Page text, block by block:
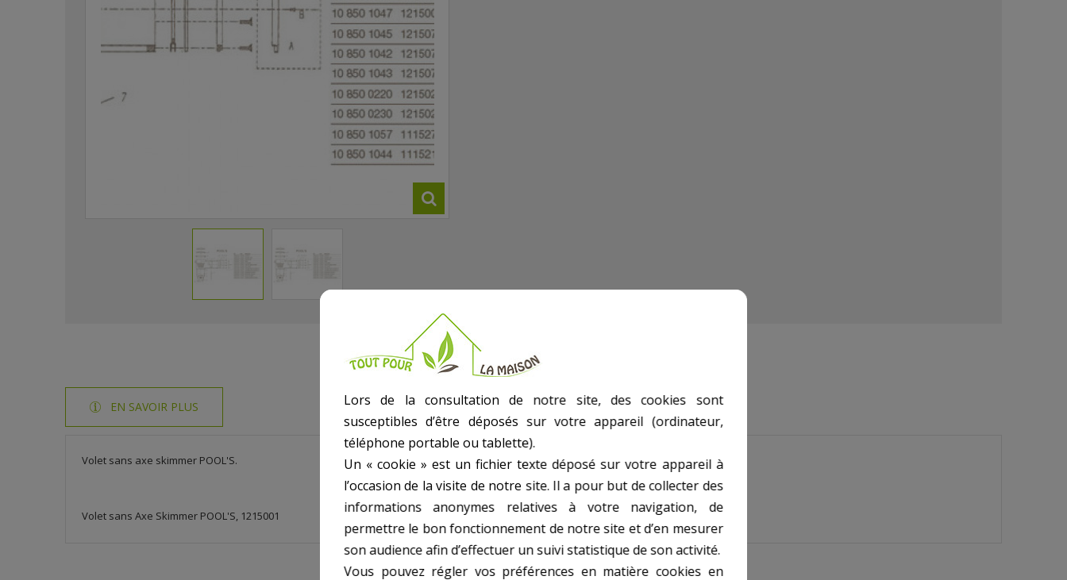
EN SAVOIR PLUS
Volet sans axe skimmer POOL'S.
Volet sans Axe Skimmer POOL'S, 1215001
Lors de la consultation de notre site, des cookies sont
susceptibles d’être déposés sur votre appareil (ordinateur,
téléphone portable ou tablette).
Un « cookie » est un fichier texte déposé sur votre appareil à
l’occasion de la visite de notre site. Il a pour but de collecter des
informations anonymes relatives à votre navigation, de
permettre le bon fonctionnement de notre site et d’en mesurer
son audience afin d’effectuer un suivi statistique de son activité.
Vous pouvez régler vos préférences en matière cookies en